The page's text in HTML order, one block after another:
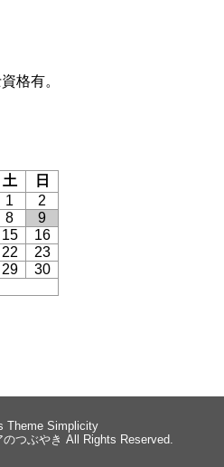
格有。
土
日
1
2
8
9
15
16
22
23
29
30
Theme Simplicity
つぶやき All Rights Reserved.